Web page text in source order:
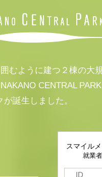
むように建つ２棟の大
CENTRAL
誕生しました。
スマイル
就業